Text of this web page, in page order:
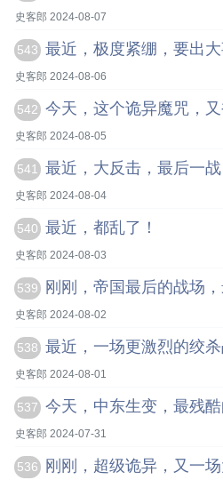
史客郎 2024-08-07
543 最近，极度紧绷，要出
史客郎 2024-08-06
542 今天，这个诡异魔咒，
史客郎 2024-08-05
541 最近，大反击，最后一战
史客郎 2024-08-04
540 最近，都乱了！
史客郎 2024-08-03
539 刚刚，帝国最后的战场
史客郎 2024-08-02
538 最近，一场更激烈的绞
史客郎 2024-08-01
537 今天，中东生变，最残
史客郎 2024-07-31
536 刚刚，超级诡异，又一场